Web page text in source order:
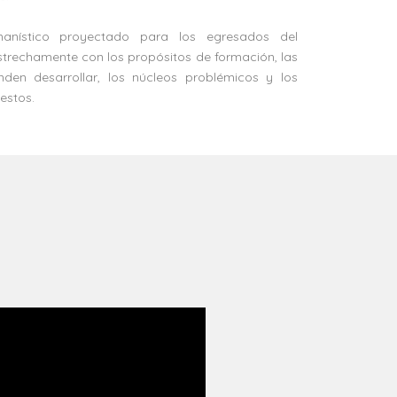
proyectado para los egresados del
con los propósitos de formación, las
desarrollar, los núcleos problémicos y los